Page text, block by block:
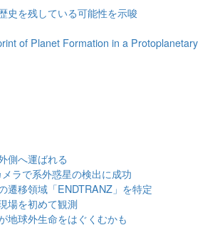
史を残している可能性を示唆
of Planet Formation in a
側へ運ばれる
ラで系外惑星の検出に成功
遷移領域「ENDTRANZ」を特定
場を初めて観測
地球外生命をはぐくむかも